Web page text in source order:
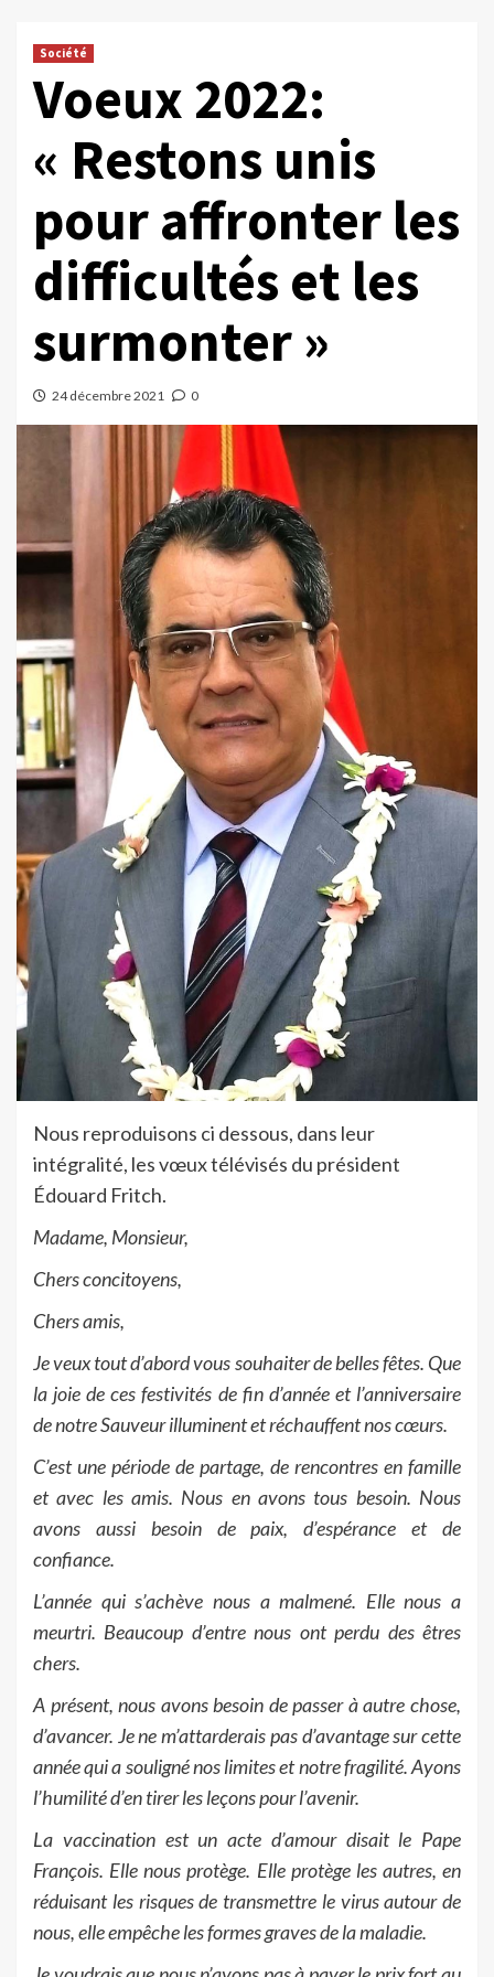
Société
Voeux 2022:
« Restons unis
pour affronter les
difficultés et les
surmonter »
24 décembre 2021 0
Nous reproduisons ci dessous, dans leur
intégralité, les vœux télévisés du président
Édouard Fritch.
Madame, Monsieur,
Chers concitoyens,
Chers amis,
Je veux tout d’abord vous souhaiter de belles fêtes. Que
la joie de ces festivités de fin d’année et l’anniversaire
de notre Sauveur illuminent et réchauffent nos cœurs.
C’est une période de partage, de rencontres en famille
et avec les amis. Nous en avons tous besoin. Nous
avons aussi besoin de paix, d’espérance et de
confiance.
L’année qui s’achève nous a malmené. Elle nous a
meurtri. Beaucoup d’entre nous ont perdu des êtres
chers.
A présent, nous avons besoin de passer à autre chose,
d’avancer. Je ne m’attarderais pas d’avantage sur cette
année qui a souligné nos limites et notre fragilité. Ayons
l’humilité d’en tirer les leçons pour l’avenir.
La vaccination est un acte d’amour disait le Pape
François. Elle nous protège. Elle protège les autres, en
réduisant les risques de transmettre le virus autour de
nous, elle empêche les formes graves de la maladie.